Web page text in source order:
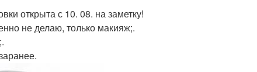
открыта с 10. 08. на заметку!
не делаю, только макияж;.